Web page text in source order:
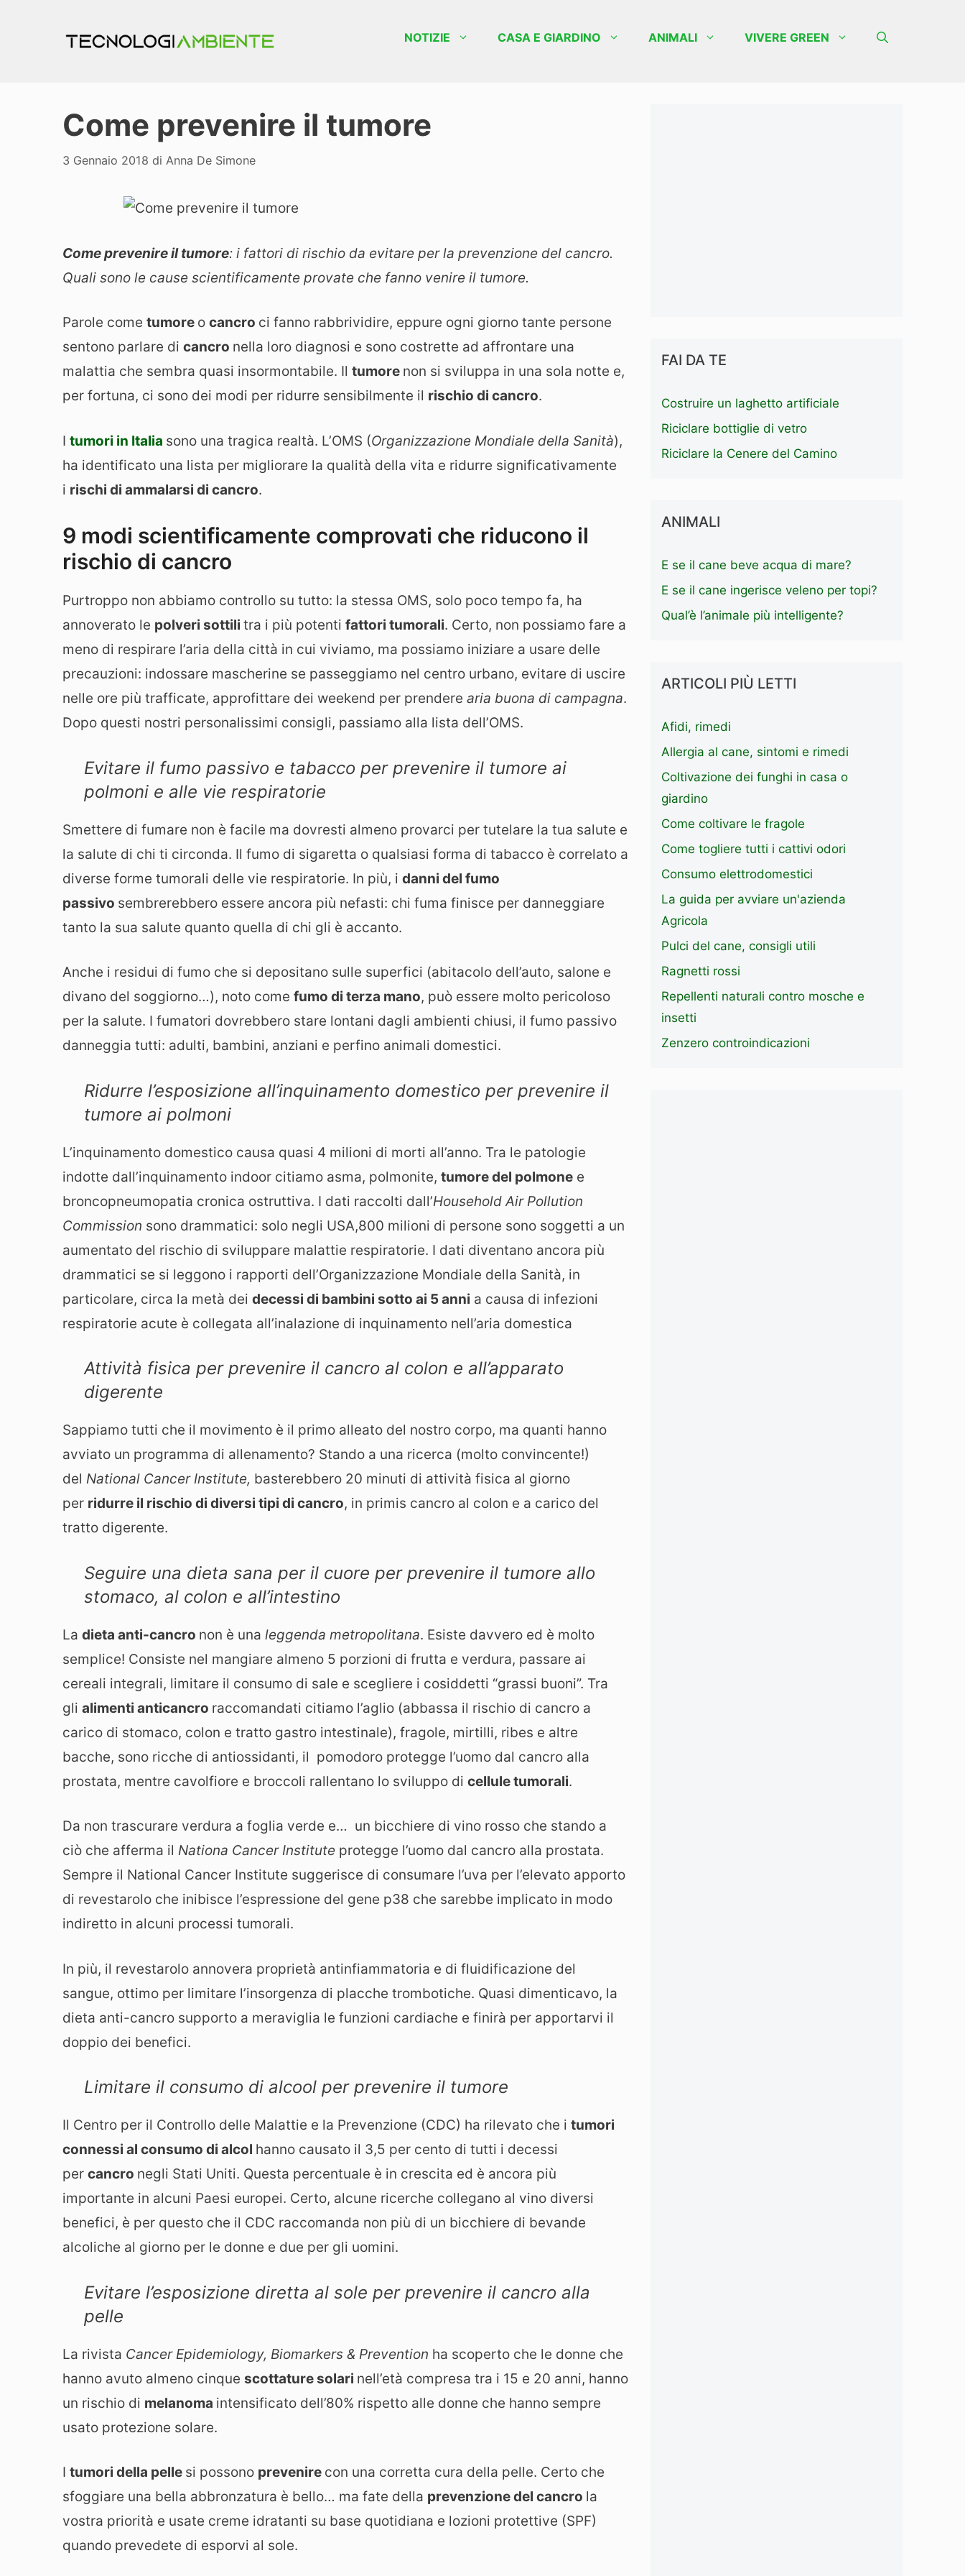
NOTIZIE CASA E GIARDINO ANIMALI VIVERE GREEN
Come prevenire il tumore
3 Gennaio 2018 di Anna De Simone
Come prevenire il tumore: i fattori di rischio da evitare per la prevenzione del cancro.
Quali sono le cause scientificamente provate che fanno venire il tumore.
Parole come tumore o cancro ci fanno rabbrividire, eppure ogni giorno tante persone
sentono parlare di cancro nella loro diagnosi e sono costrette ad affrontare una
malattia che sembra quasi insormontabile. Il tumore non si sviluppa in una sola notte e,
per fortuna, ci sono dei modi per ridurre sensibilmente il rischio di cancro.
I tumori in Italia sono una tragica realtà. L’OMS (Organizzazione Mondiale della Sanità),
ha identificato una lista per migliorare la qualità della vita e ridurre significativamente
i rischi di ammalarsi di cancro.
9 modi scientificamente comprovati che riducono il
rischio di cancro
Purtroppo non abbiamo controllo su tutto: la stessa OMS, solo poco tempo fa, ha
annoverato le polveri sottili tra i più potenti fattori tumorali. Certo, non possiamo fare a
meno di respirare l’aria della città in cui viviamo, ma possiamo iniziare a usare delle
precauzioni: indossare mascherine se passeggiamo nel centro urbano, evitare di uscire
nelle ore più trafficate, approfittare dei weekend per prendere aria buona di campagna.
Dopo questi nostri personalissimi consigli, passiamo alla lista dell’OMS.
Evitare il fumo passivo e tabacco per prevenire il tumore ai
polmoni e alle vie respiratorie
Smettere di fumare non è facile ma dovresti almeno provarci per tutelare la tua salute e
la salute di chi ti circonda. Il fumo di sigaretta o qualsiasi forma di tabacco è correlato a
diverse forme tumorali delle vie respiratorie. In più, i danni del fumo
passivo sembrerebbero essere ancora più nefasti: chi fuma finisce per danneggiare
tanto la sua salute quanto quella di chi gli è accanto.
Anche i residui di fumo che si depositano sulle superfici (abitacolo dell’auto, salone e
divano del soggiorno…), noto come fumo di terza mano, può essere molto pericoloso
per la salute. I fumatori dovrebbero stare lontani dagli ambienti chiusi, il fumo passivo
danneggia tutti: adulti, bambini, anziani e perfino animali domestici.
Ridurre l’esposizione all’inquinamento domestico per prevenire il
tumore ai polmoni
L’inquinamento domestico causa quasi 4 milioni di morti all’anno. Tra le patologie
indotte dall’inquinamento indoor citiamo asma, polmonite, tumore del polmone e
broncopneumopatia cronica ostruttiva. I dati raccolti dall’Household Air Pollution
Commission sono drammatici: solo negli USA,800 milioni di persone sono soggetti a un
aumentato del rischio di sviluppare malattie respiratorie. I dati diventano ancora più
drammatici se si leggono i rapporti dell’Organizzazione Mondiale della Sanità, in
particolare, circa la metà dei decessi di bambini sotto ai 5 anni a causa di infezioni
respiratorie acute è collegata all’inalazione di inquinamento nell’aria domestica
Attività fisica per prevenire il cancro al colon e all’apparato
digerente
Sappiamo tutti che il movimento è il primo alleato del nostro corpo, ma quanti hanno
avviato un programma di allenamento? Stando a una ricerca (molto convincente!)
del National Cancer Institute, basterebbero 20 minuti di attività fisica al giorno
per ridurre il rischio di diversi tipi di cancro, in primis cancro al colon e a carico del
tratto digerente.
Seguire una dieta sana per il cuore per prevenire il tumore allo
stomaco, al colon e all’intestino
La dieta anti-cancro non è una leggenda metropolitana. Esiste davvero ed è molto
semplice! Consiste nel mangiare almeno 5 porzioni di frutta e verdura, passare ai
cereali integrali, limitare il consumo di sale e scegliere i cosiddetti “grassi buoni”. Tra
gli alimenti anticancro raccomandati citiamo l’aglio (abbassa il rischio di cancro a
carico di stomaco, colon e tratto gastro intestinale), fragole, mirtilli, ribes e altre
bacche, sono ricche di antiossidanti, il pomodoro protegge l’uomo dal cancro alla
prostata, mentre cavolfiore e broccoli rallentano lo sviluppo di cellule tumorali.
Da non trascurare verdura a foglia verde e… un bicchiere di vino rosso che stando a
ciò che afferma il Nationa Cancer Institute protegge l’uomo dal cancro alla prostata.
Sempre il National Cancer Institute suggerisce di consumare l’uva per l’elevato apporto
di revestarolo che inibisce l’espressione del gene p38 che sarebbe implicato in modo
indiretto in alcuni processi tumorali.
In più, il revestarolo annovera proprietà antinfiammatoria e di fluidificazione del
sangue, ottimo per limitare l’insorgenza di placche trombotiche. Quasi dimenticavo, la
dieta anti-cancro supporto a meraviglia le funzioni cardiache e finirà per apportarvi il
doppio dei benefici.
Limitare il consumo di alcool per prevenire il tumore
Il Centro per il Controllo delle Malattie e la Prevenzione (CDC) ha rilevato che i tumori
connessi al consumo di alcol hanno causato il 3,5 per cento di tutti i decessi
per cancro negli Stati Uniti. Questa percentuale è in crescita ed è ancora più
importante in alcuni Paesi europei. Certo, alcune ricerche collegano al vino diversi
benefici, è per questo che il CDC raccomanda non più di un bicchiere di bevande
alcoliche al giorno per le donne e due per gli uomini.
Evitare l’esposizione diretta al sole per prevenire il cancro alla
pelle
La rivista Cancer Epidemiology, Biomarkers & Prevention ha scoperto che le donne che
hanno avuto almeno cinque scottature solari nell’età compresa tra i 15 e 20 anni, hanno
un rischio di melanoma intensificato dell’80% rispetto alle donne che hanno sempre
usato protezione solare.
I tumori della pelle si possono prevenire con una corretta cura della pelle. Certo che
sfoggiare una bella abbronzatura è bello… ma fate della prevenzione del cancro la
vostra priorità e usate creme idratanti su base quotidiana e lozioni protettive (SPF)
quando prevedete di esporvi al sole.
FAI DA TE
Costruire un laghetto artificiale
Riciclare bottiglie di vetro
Riciclare la Cenere del Camino
ANIMALI
E se il cane beve acqua di mare?
E se il cane ingerisce veleno per topi?
Qual’è l’animale più intelligente?
ARTICOLI PIÙ LETTI
Afidi, rimedi
Allergia al cane, sintomi e rimedi
Coltivazione dei funghi in casa o
giardino
Come coltivare le fragole
Come togliere tutti i cattivi odori
Consumo elettrodomestici
La guida per avviare un'azienda
Agricola
Pulci del cane, consigli utili
Ragnetti rossi
Repellenti naturali contro mosche e
insetti
Zenzero controindicazioni